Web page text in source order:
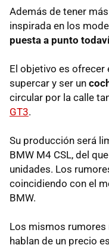
Además de tener
inspirada en los
puesta a punto
El objetivo es ofrecer
supercar y ser un
circular por la calle
GT3.
Su producción será
BMW M4 CSL, del
unidades. Los
coincidiendo con el
BMW.
Los mismos rumores
hablan de un precio